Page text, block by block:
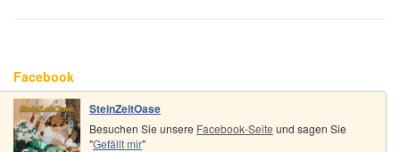
Facebook
SteinZeitOase
Besuchen Sie unsere Facebook-Seite und sagen Sie
"Gefällt mir"